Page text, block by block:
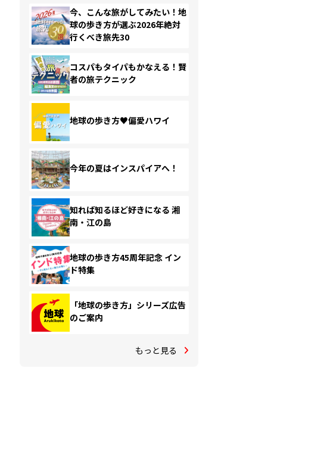
今、こんな旅がしてみたい！地
球の歩き方が選ぶ2026年絶対
行くべき旅先30
コスパもタイパもかなえる！賢
者の旅テクニック
地球の歩き方♥偏愛ハワイ
今年の夏はインスパイアへ！
知れば知るほど好きになる 湘
南・江の島
地球の歩き方45周年記念 イン
ド特集
「地球の歩き方」シリーズ広告
のご案内
もっと見る